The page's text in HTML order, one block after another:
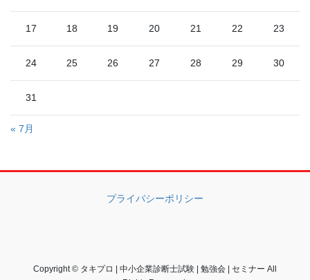
17 18 19 20 21 22 23
24 25 26 27 28 29 30
31
« 7月
プライバシーポリシー
Copyright © タキプロ | 中小企業診断士試験 | 勉強会 | セミナー All